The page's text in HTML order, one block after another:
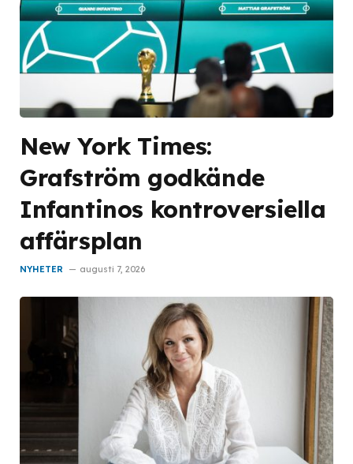
New York Times:
Grafström godkände
Infantinos kontroversiella
affärsplan
NYHETER augusti 7, 2026